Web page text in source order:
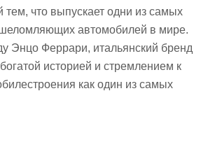
тем, что выпускает одни из самых
автомобилей в мире.
Энцо Феррари, итальянский бренд
историей и стремлением к
как один из самых